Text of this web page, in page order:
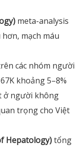
meta-analysis
mạch máu
các nhóm người
khoảng 5–8%
ở người không
trọng cho Việt
Hepatology)tổng